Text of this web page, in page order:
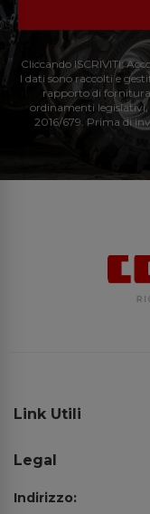
Cliccando ISCRIVITI:
I dati sono raccolti e
rapporto di
ordinamenti legislativi,
2016/679. Prima di
Link Utili
Legal
Indirizzo: